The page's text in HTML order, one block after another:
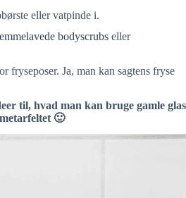
eller vatpinde i.
bodyscrubs eller
fryseposer. Ja, man kan sagtens fryse
til, hvad man kan bruge gamle glas
🙂